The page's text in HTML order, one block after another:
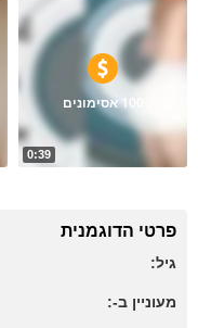
0:39
100 אסימונים
פרטי הדוגמנית
גיל:
מעוניין ב-: